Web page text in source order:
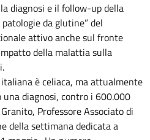
diagnosi e il follow-up della
da glutine” del
attivo anche sul fronte
della malattia sulla
italiana è celiaca, ma attualmente
diagnosi, contro i 600.000
Professore Associato di
della settimana dedicata a